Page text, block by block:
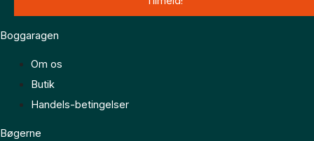
Boggaragen
Om os
Butik
Handels-betingelser
Bøgerne